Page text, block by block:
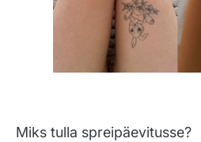
Miks tulla spreipäevitusse?